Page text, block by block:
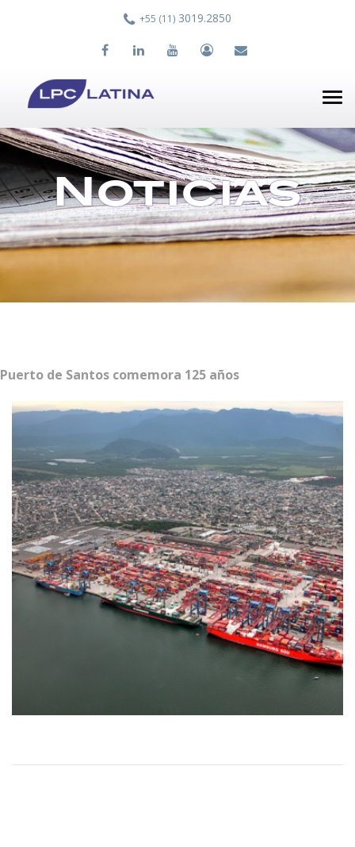
+55 (11) 3019.2850
Noticias
Puerto de Santos comemora 125 años